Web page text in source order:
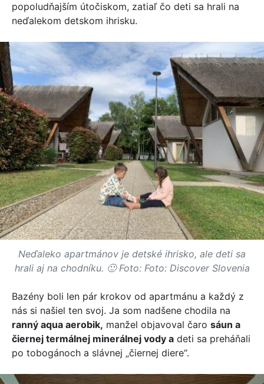
popoludňajším útočiskom, zatiaľ čo deti sa hrali na
neďalekom detskom ihrisku.
Neďaleko apartmánov je detské ihrisko, ale deti sa
hrali aj na chodníku. 🙂 Foto: Foto: Discover Slovenia
Bazény boli len pár krokov od apartmánu a každý z
nás si našiel ten svoj. Ja som nadšene chodila na
ranný aqua aerobik, manžel objavoval čaro sáun a
čiernej termálnej minerálnej vody a deti sa preháňali
po tobogánoch a slávnej „čiernej diere“.